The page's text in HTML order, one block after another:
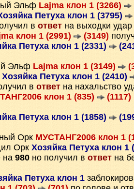
Эльф Lajma клон 1 (3266)
Петуха клон 1 (3795)
в ответ на выходки
клон 1 (2991) (3149)
Петуха клон 1 (2331)
Эльф Lajma клон 1 (3149)
Хозяйка Петуха клон 1 (2410)
в ответ на нахальство
клон 1 (835) (1117)
Петуха клон 1 (1858)
Орк МУСТАНГ2006 клон 1
Орк Хозяйка Петуха клон 1
на 980 но получил в ответ на
Петуха клон 1